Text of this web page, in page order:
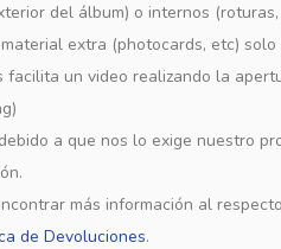
del álbum) o internos
extra (photocards, etc)
facilita un video realizando la
a que nos lo exige nuestro
más información al
de Devoluciones.